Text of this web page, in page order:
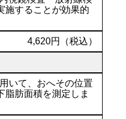
施することが効果的
4,620円（税込）
いて、おへその位置
脂肪面積を測定しま